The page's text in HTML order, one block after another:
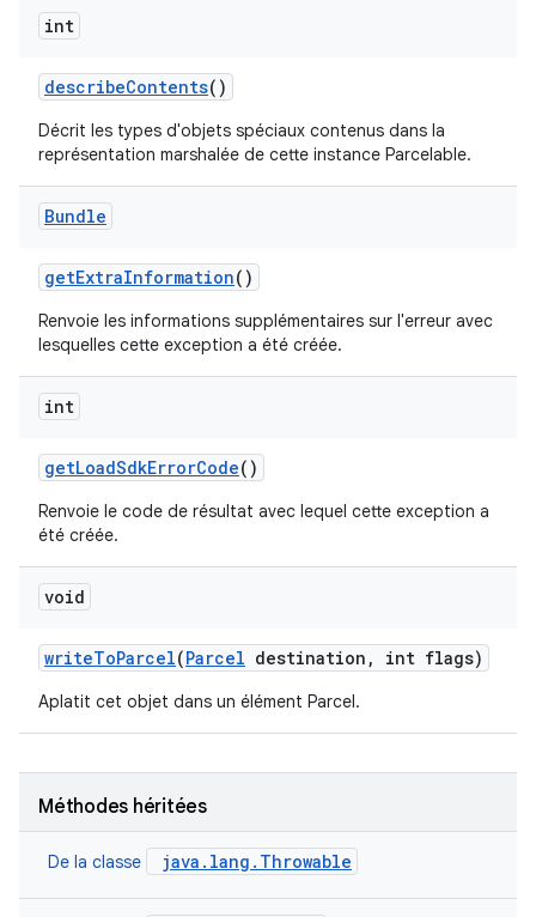
int
describeContents()
Décrit les types d'objets spéciaux contenus dans la
représentation marshalée de cette instance Parcelable.
Bundle
getExtraInformation()
Renvoie les informations supplémentaires sur l'erreur avec
lesquelles cette exception a été créée.
int
getLoadSdkErrorCode()
Renvoie le code de résultat avec lequel cette exception a
été créée.
void
writeToParcel(Parcel destination , int flags)
Aplatit cet objet dans un élément Parcel.
Méthodes héritées
De la classe java.lang.Throwable